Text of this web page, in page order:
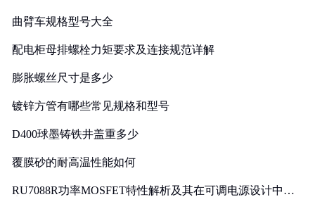
曲臂车规格型号大全
配电柜母排螺栓力矩要求及连接规范详解
膨胀螺丝尺寸是多少
镀锌方管有哪些常见规格和型号
D400球墨铸铁井盖重多少
覆膜砂的耐高温性能如何
RU7088R功率MOSFET特性解析及其在可调电源设计中的